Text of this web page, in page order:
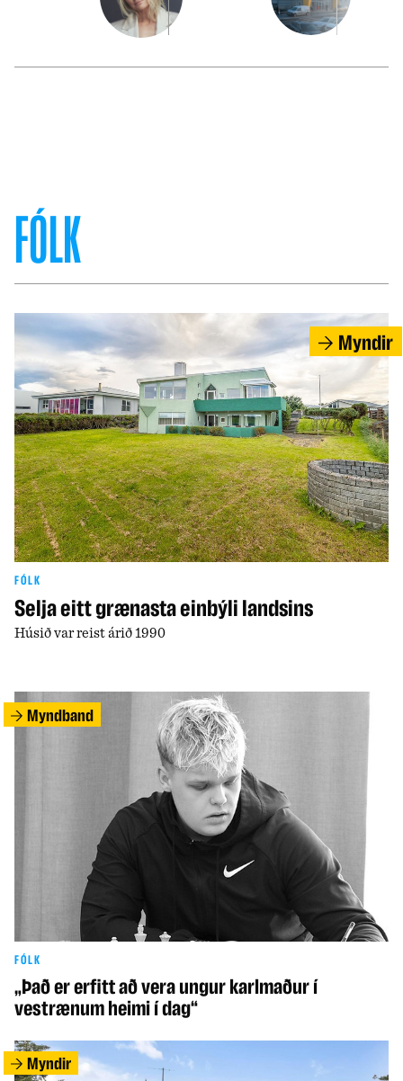
FÓLK
Myndir
FÓLK
Selja eitt grænasta einbýli landsins
Húsið var reist árið 1990
Myndband
FÓLK
„Það er erfitt að vera ungur karlmaður í
vestrænum heimi í dag“
Myndir